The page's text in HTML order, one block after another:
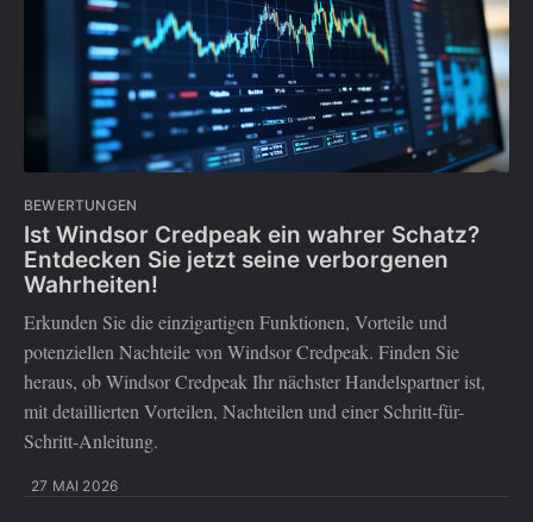
BEWERTUNGEN
Ist Windsor Credpeak ein wahrer Schatz?
Entdecken Sie jetzt seine verborgenen
Wahrheiten!
Erkunden Sie die einzigartigen Funktionen, Vorteile und
potenziellen Nachteile von Windsor Credpeak. Finden Sie
heraus, ob Windsor Credpeak Ihr nächster Handelspartner ist,
mit detaillierten Vorteilen, Nachteilen und einer Schritt-für-
Schritt-Anleitung.
27 MAI 2026